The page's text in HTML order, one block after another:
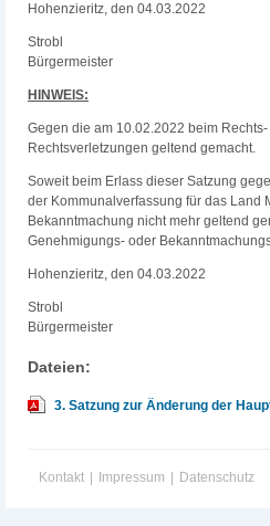
Hohenzieritz, den 04.03.2022
Strobl
Bürgermeister
HINWEIS:
Gegen die am 10.02.2022 beim
Rechtsverletzungen geltend gemacht.
Soweit beim Erlass dieser Satzung
der Kommunalverfassung für das Land
Bekanntmachung nicht mehr geltend
Genehmigungs- oder
Hohenzieritz, den 04.03.2022
Strobl
Bürgermeister
Dateien:
3. Satzung zur Änderung der
Kontakt Impressum Datenschutz